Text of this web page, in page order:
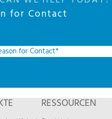
for Contact
RESSOURCEN